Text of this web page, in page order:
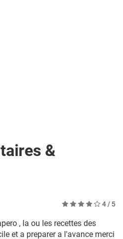
&
4/ 5
, la ou les recettes des
et a preparer a l'avance merci